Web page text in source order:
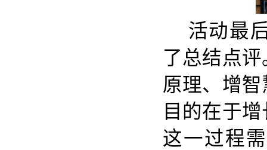
活动最
了总结点
原理、增
目的在于
这一过程